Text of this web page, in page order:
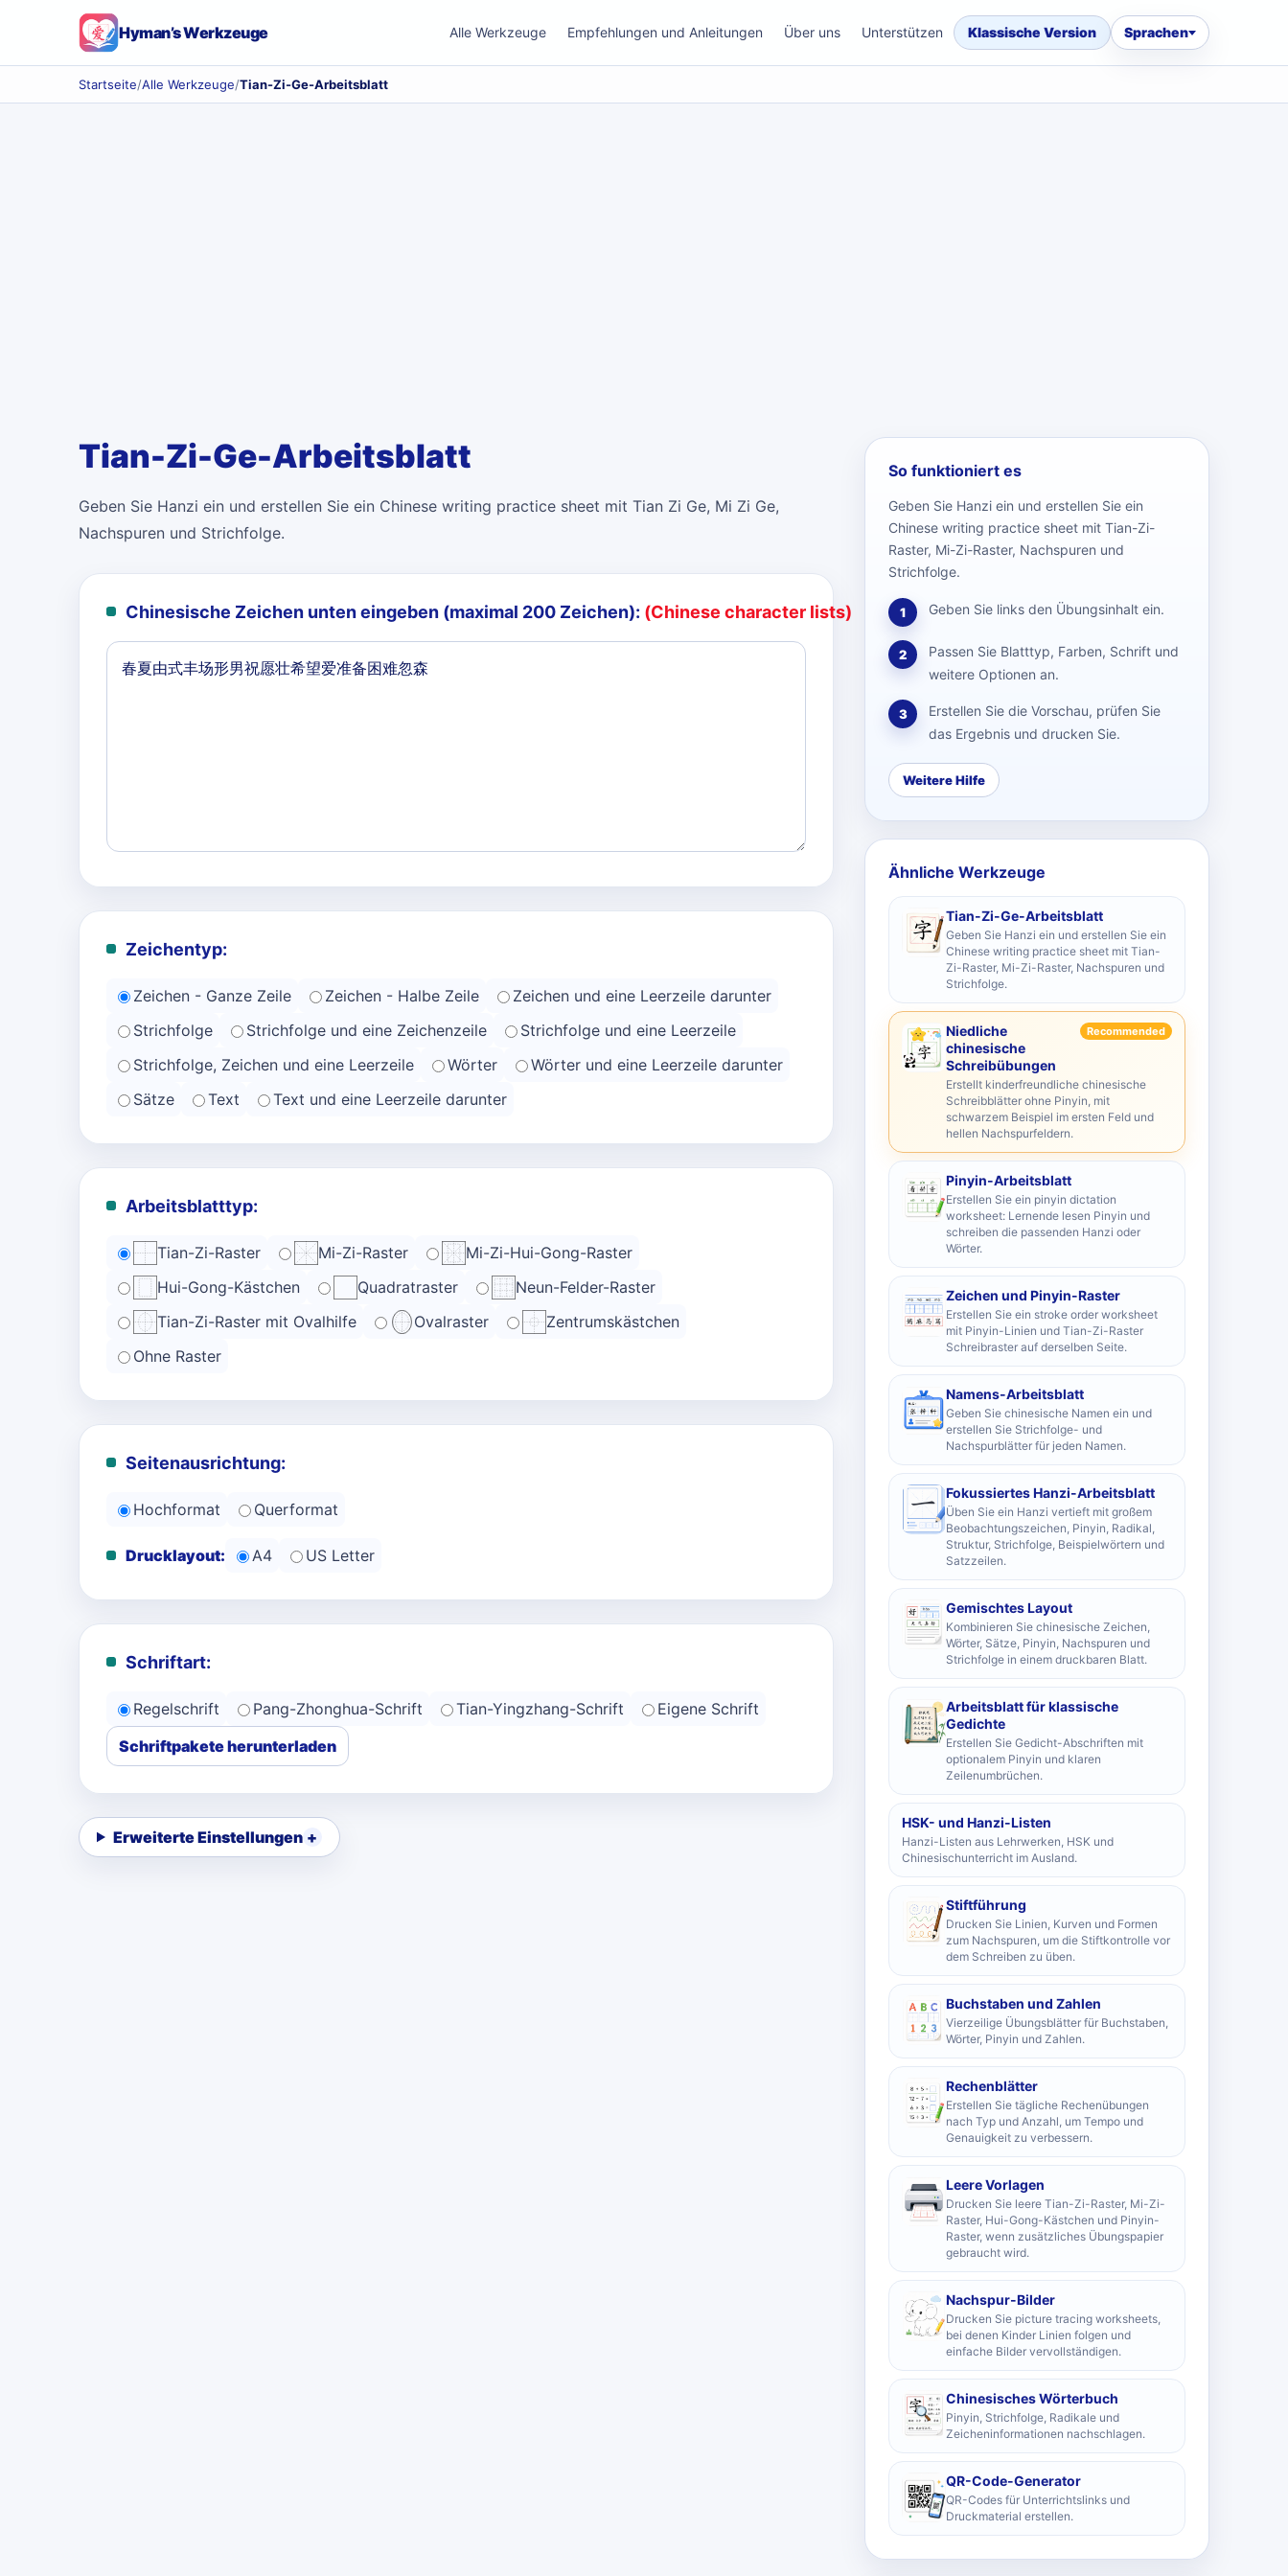
Hyman’s Werkzeuge Alle Werkzeuge Empfehlungen und Anleitungen Über uns Unterstützen Klassische Version Sprachen
Startseite/Alle Werkzeuge/Tian-Zi-Ge-Arbeitsblatt
Tian-Zi-Ge-Arbeitsblatt
Geben Sie Hanzi ein und erstellen Sie ein Chinese writing practice sheet mit Tian Zi Ge, Mi Zi Ge,
Nachspuren und Strichfolge.
Chinesische Zeichen unten eingeben (maximal 200 Zeichen): (Chinese character lists)
Zeichentyp:
Zeichen - Ganze Zeile Zeichen - Halbe Zeile
Zeichen und eine Leerzeile darunter
Strichfolge
Strichfolge und eine Zeichenzeile
Strichfolge und eine Leerzeile
Strichfolge, Zeichen und eine Leerzeile
Wörter
Wörter und eine Leerzeile darunter
Sätze
Text Text und eine Leerzeile darunter
Arbeitsblatttyp:
Tian-Zi-Raster Mi-Zi-Raster
Mi-Zi-Hui-Gong-Raster
Hui-Gong-Kästchen
Quadratraster
Neun-Felder-Raster
Tian-Zi-Raster mit Ovalhilfe
Ovalraster
Zentrumskästchen
Ohne Raster
Seitenausrichtung:
Hochformat Querformat
Drucklayout: A4 US Letter
Schriftart:
Regelschrift Pang-Zhonghua-Schrift Tian-Yingzhang-Schrift
Eigene Schrift
Schriftpakete herunterladen
Erweiterte Einstellungen
So funktioniert es
Geben Sie Hanzi ein und erstellen Sie ein
Chinese writing practice sheet mit Tian-Zi-
Raster, Mi-Zi-Raster, Nachspuren und
Strichfolge.
1 Geben Sie links den Übungsinhalt ein.
2
Passen Sie Blatttyp, Farben, Schrift und
weitere Optionen an.
3
Erstellen Sie die Vorschau, prüfen Sie
das Ergebnis und drucken Sie.
Weitere Hilfe
Ähnliche Werkzeuge
Tian-Zi-Ge-Arbeitsblatt
Geben Sie Hanzi ein und erstellen Sie ein
Chinese writing practice sheet mit Tian-
Zi-Raster, Mi-Zi-Raster, Nachspuren und
Strichfolge.
Niedliche
chinesische
Schreibübungen
Recommended
Erstellt kinderfreundliche chinesische
Schreibblätter ohne Pinyin, mit
schwarzem Beispiel im ersten Feld und
hellen Nachspurfeldern.
Pinyin-Arbeitsblatt
Erstellen Sie ein pinyin dictation
worksheet: Lernende lesen Pinyin und
schreiben die passenden Hanzi oder
Wörter.
Zeichen und Pinyin-Raster
Erstellen Sie ein stroke order worksheet
mit Pinyin-Linien und Tian-Zi-Raster
Schreibraster auf derselben Seite.
Namens-Arbeitsblatt
Geben Sie chinesische Namen ein und
erstellen Sie Strichfolge- und
Nachspurblätter für jeden Namen.
Fokussiertes Hanzi-Arbeitsblatt
Üben Sie ein Hanzi vertieft mit großem
Beobachtungszeichen, Pinyin, Radikal,
Struktur, Strichfolge, Beispielwörtern und
Satzzeilen.
Gemischtes Layout
Kombinieren Sie chinesische Zeichen,
Wörter, Sätze, Pinyin, Nachspuren und
Strichfolge in einem druckbaren Blatt.
Arbeitsblatt für klassische
Gedichte
Erstellen Sie Gedicht-Abschriften mit
optionalem Pinyin und klaren
Zeilenumbrüchen.
HSK- und Hanzi-Listen
Hanzi-Listen aus Lehrwerken, HSK und
Chinesischunterricht im Ausland.
Stiftführung
Drucken Sie Linien, Kurven und Formen
zum Nachspuren, um die Stiftkontrolle vor
dem Schreiben zu üben.
Buchstaben und Zahlen
Vierzeilige Übungsblätter für Buchstaben,
Wörter, Pinyin und Zahlen.
Rechenblätter
Erstellen Sie tägliche Rechenübungen
nach Typ und Anzahl, um Tempo und
Genauigkeit zu verbessern.
Leere Vorlagen
Drucken Sie leere Tian-Zi-Raster, Mi-Zi-
Raster, Hui-Gong-Kästchen und Pinyin-
Raster, wenn zusätzliches Übungspapier
gebraucht wird.
Nachspur-Bilder
Drucken Sie picture tracing worksheets,
bei denen Kinder Linien folgen und
einfache Bilder vervollständigen.
Chinesisches Wörterbuch
Pinyin, Strichfolge, Radikale und
Zeicheninformationen nachschlagen.
QR-Code-Generator
QR-Codes für Unterrichtslinks und
Druckmaterial erstellen.